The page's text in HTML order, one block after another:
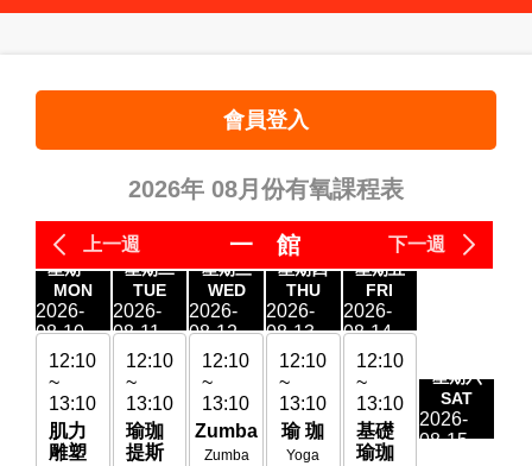
會員登入
2026年 08月份有氧課程表
一 館
上一週
星期一
MON
2026-
08-10
12:10
~
13:10
肌力
雕塑
星期二
TUE
2026-
08-11
12:10
~
13:10
瑜珈
提斯
星期三
WED
2026-
08-12
12:10
~
13:10
Zumba
Zumba
星期四
THU
2026-
08-13
12:10
~
13:10
瑜 珈
Yoga
星期五
FRI
2026-
08-14
12:10
~
13:10
基礎
瑜珈
星期六
SAT
2026-
08-15
下一週